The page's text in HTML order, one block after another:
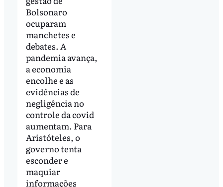
Bolsonaro
ocuparam
manchetes e
debates. A
pandemia avança,
a economia
encolhe e as
evidências de
negligência no
controle da covid
aumentam. Para
Aristóteles, o
governo tenta
esconder e
maquiar
informações